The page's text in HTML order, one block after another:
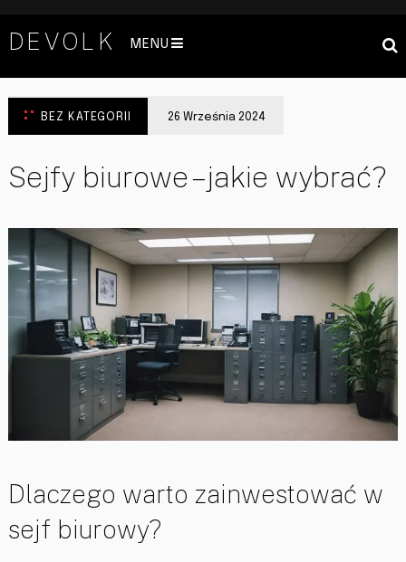
DEVOLK MENU
BEZ KATEGORII 26 Września 2024
Sejfy biurowe – jakie wybrać?
Dlaczego warto zainwestować w
sejf biurowy?